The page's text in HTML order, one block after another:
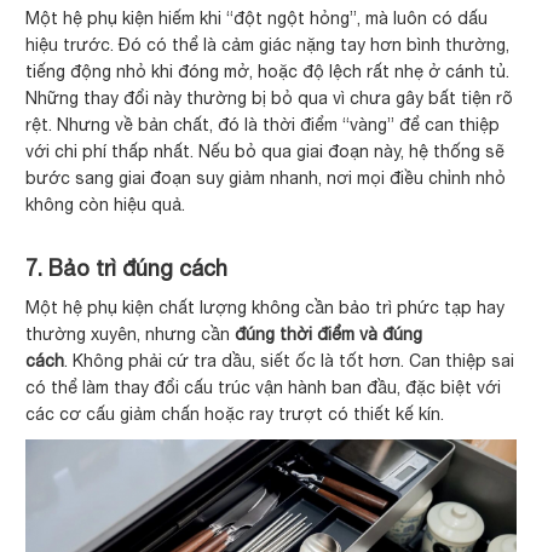
Một hệ phụ kiện hiếm khi “đột ngột hỏng”, mà luôn có dấu
hiệu trước. Đó có thể là cảm giác nặng tay hơn bình thường,
tiếng động nhỏ khi đóng mở, hoặc độ lệch rất nhẹ ở cánh tủ.
Những thay đổi này thường bị bỏ qua vì chưa gây bất tiện rõ
rệt. Nhưng về bản chất, đó là thời điểm “vàng” để can thiệp
với chi phí thấp nhất. Nếu bỏ qua giai đoạn này, hệ thống sẽ
bước sang giai đoạn suy giảm nhanh, nơi mọi điều chỉnh nhỏ
không còn hiệu quả.
7. Bảo trì đúng cách
Một hệ phụ kiện chất lượng không cần bảo trì phức tạp hay
thường xuyên, nhưng cầnđúng thời điểm và đúng
cách. Không phải cứ tra dầu, siết ốc là tốt hơn. Can thiệp sai
có thể làm thay đổi cấu trúc vận hành ban đầu, đặc biệt với
các cơ cấu giảm chấn hoặc ray trượt có thiết kế kín.